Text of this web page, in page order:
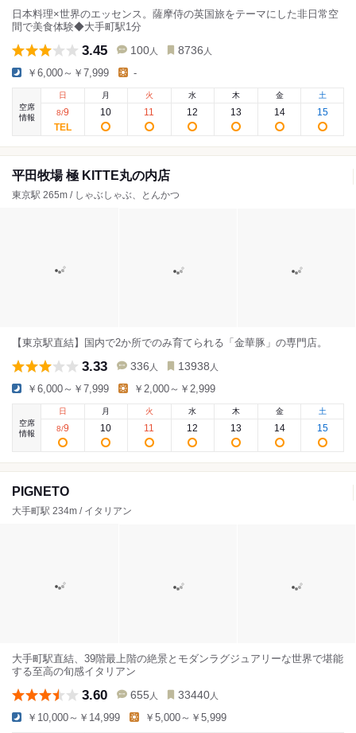
日本料理×世界のエッセンス。薩摩侍の英国旅をテーマにした非日常空
間で美食体験◆大手町駅1分
3.45 100 人 8736 人
￥6,000～￥7,999 -
空席
情報
日
8/9
月
10
火
11
水
12
木
13
金
14
土
15
平田牧場 極 KITTE丸の内店
東京駅 265m / しゃぶしゃぶ、とんかつ
【東京駅直結】国内で2か所でのみ育てられる「金華豚」の専門店。
3.33 336 人 13938 人
￥6,000～￥7,999 ￥2,000～￥2,999
空席
情報
日
8/9
月
10
火
11
水
12
木
13
金
14
土
15
PIGNETO
大手町駅 234m / イタリアン
大手町駅直結、39階最上階の絶景とモダンラグジュアリーな世界で堪能
する至高の旬感イタリアン
3.60 655 人 33440 人
￥10,000～￥14,999 ￥5,000～￥5,999